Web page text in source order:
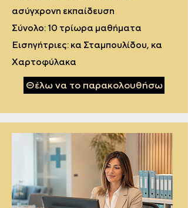
ασύγχρονη εκπαίδευση
Σύνολο: 10 τρίωρα μαθήματα
Εισηγήτριες: κα Σταμπουλίδου, κα
Χαρτοφύλακα
Θέλω να το παρακολουθήσω